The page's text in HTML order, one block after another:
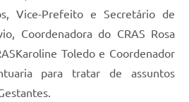
Vice-Prefeito e Secretário de
Coordenadora do CRAS Rosa
Toledo e Coordenador
para tratar de assuntos